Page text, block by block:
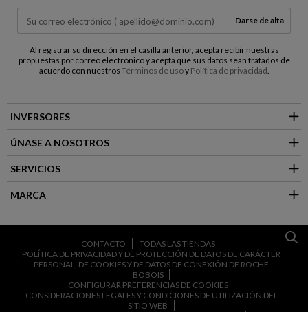
Darse de alta
Al registrar su dirección en el casilla anterior, acepta recibir nuestras
propuestas por correo electrónico y acepta que sus datos sean tratados de
acuerdo con nuestros Términos de usoy Política de privacidad
INVERSORES
ÚNASE A NOSOTROS
SERVICIOS
MARCA
CONTACTO
TODAS LAS TIENDAS
POLÍTICA DE PRIVACIDAD Y DE PROTECCIÓN DE DATOS DE CARÁCTER
PERSONAL, DE COOKIES Y DE DATOS DE CONEXIÓN DE ROCHE
BOBOIS
CONFIGURAR PREFERENCIAS DE COOKIES
CONSIDERACIONES LEGALES Y CONDICIONES DE UTILIZACIÓN DEL
SITIO WEB